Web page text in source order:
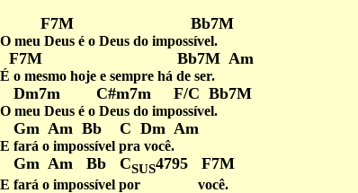
F7M Bb7M
O meu Deus é o Deus do impossível.
F7M Bb7M Am
É o mesmo hoje e sempre há de ser.
Dm7m C#m7m F/C Bb7M
O meu Deus é o Deus do impossível.
Gm Am Bb C Dm Am
E fará o impossível pra você.
Gm Am Bb CSUS4795 F7M
E fará o impossível por você.